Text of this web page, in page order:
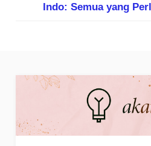
Indo: Semua yang